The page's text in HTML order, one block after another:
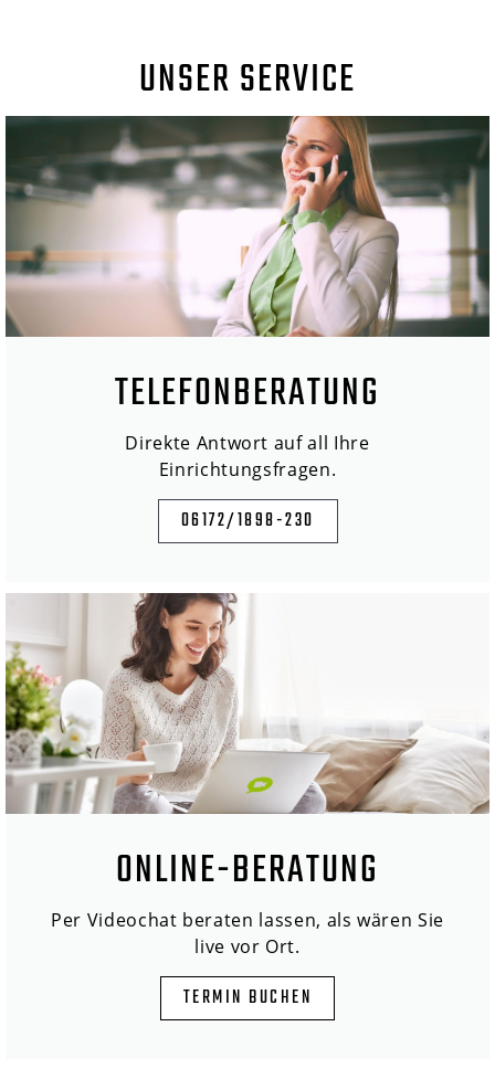
UNSER SERVICE
TELEFONBERATUNG
Direkte Antwort auf all Ihre
Einrichtungsfragen.
06172/1898-230
ONLINE-BERATUNG
Per Videochat beraten lassen, als wären Sie
live vor Ort.
TERMIN BUCHEN